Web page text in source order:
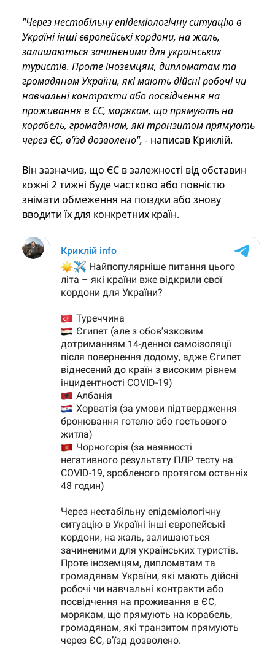
"Через нестабільну епідеміологічну ситуацію в
Україні інші європейські кордони, на жаль,
залишаються зачиненими для українських
туристів. Проте іноземцям, дипломатам та
громадянам України, які мають дійсні робочі чи
навчальні контракти або посвідчення на
проживання в ЄС, морякам, що прямують на
корабель, громадянам, які транзитом прямують
через ЄС, в’їзд дозволено", - написав Криклій.
Він зазначив, що ЄС в залежності від обставин
кожні 2 тижні буде частково або повністю
знімати обмеження на поїздки або знову
вводити їх для конкретних країн.